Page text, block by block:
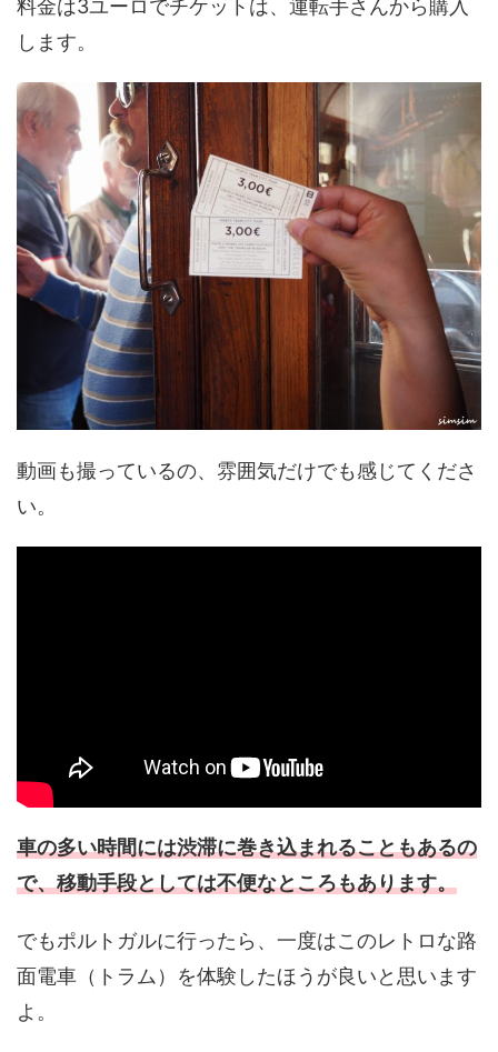
料金は3ユーロでチケットは、運転手さんから購入
します。
動画も撮っているの、雰囲気だけでも感じてくださ
い。
車の多い時間には渋滞に巻き込まれることもあるの
で、移動手段としては不便なところもあります。
でもポルトガルに行ったら、一度はこのレトロな路
面電車（トラム）を体験したほうが良いと思います
よ。